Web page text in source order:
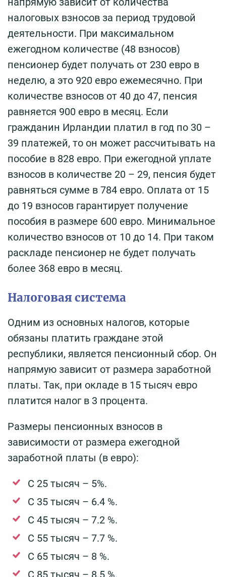
налоговых взносов за период трудовой
деятельности. При максимальном
ежегодном количестве (48 взносов)
пенсионер будет получать от 230 евро в
неделю, а это 920 евро ежемесячно. При
количестве взносов от 40 до 47, пенсия
равняется 900 евро в месяц. Если
гражданин Ирландии платил в год по 30 –
39 платежей, то он может рассчитывать на
пособие в 828 евро. При ежегодной уплате
взносов в количестве 20 – 29, пенсия будет
равняться сумме в 784 евро. Оплата от 15
до 19 взносов гарантирует получение
пособия в размере 600 евро. Минимальное
количество взносов от 10 до 14. При таком
раскладе пенсионер не будет получать
более 368 евро в месяц.
Налоговая система
Одним из основных налогов, которые
обязаны платить граждане этой
республики, является пенсионный сбор. Он
напрямую зависит от размера заработной
платы. Так, при окладе в 15 тысяч евро
платится налог в 3 процента.
Размеры пенсионных взносов в
зависимости от размера ежегодной
заработной платы (в евро):
С 25 тысяч – 5%.
С 35 тысяч – 6.4 %.
С 45 тысяч – 7.2 %.
С 55 тысяч – 7.7 %.
С 65 тысяч – 8 %.
С 85 тысяч – 8.5 %.